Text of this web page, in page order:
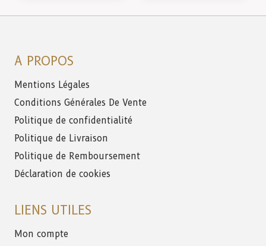
A PROPOS
Mentions Légales
Conditions Générales De Vente
Politique de confidentialité
Politique de Livraison
Politique de Remboursement
Déclaration de cookies
LIENS UTILES
Mon compte